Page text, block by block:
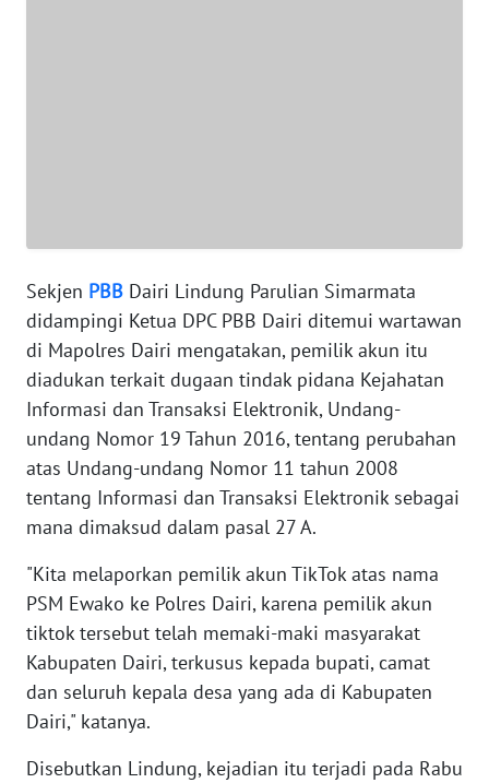
Sekjen PBB Dairi Lindung Parulian Simarmata
didampingi Ketua DPC PBB Dairi ditemui wartawan
di Mapolres Dairi mengatakan, pemilik akun itu
diadukan terkait dugaan tindak pidana Kejahatan
Informasi dan Transaksi Elektronik, Undang-
undang Nomor 19 Tahun 2016, tentang perubahan
atas Undang-undang Nomor 11 tahun 2008
tentang Informasi dan Transaksi Elektronik sebagai
mana dimaksud dalam pasal 27 A.
"Kita melaporkan pemilik akun TikTok atas nama
PSM Ewako ke Polres Dairi, karena pemilik akun
tiktok tersebut telah memaki-maki masyarakat
Kabupaten Dairi, terkusus kepada bupati, camat
dan seluruh kepala desa yang ada di Kabupaten
Dairi," katanya.
Disebutkan Lindung, kejadian itu terjadi pada Rabu
BANTEN
WN
NTT
WN
KEPRI
WN
PAPUA
PAPUA
BARAT
WN
RIAU
WN
SERAMBI